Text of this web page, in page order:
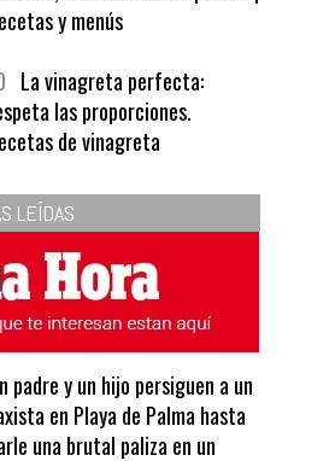
tres recetas de premio |
y menús
las proporciones.
de vinagreta
LEÍDAS